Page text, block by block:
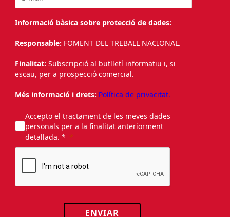
Informació bàsica sobre protecció de dades:
Responsable: FOMENT DEL TREBALL NACIONAL.
Finalitat: Subscripció al butlletí informatiu i, si
escau, per a prospecció comercial.
Més informació i drets: Política de privacitat.
Accepto el tractament de les meves dades
personals per a la finalitat anteriorment
detallada. *
ENVIAR